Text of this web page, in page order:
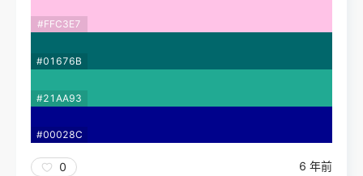
#FFC3E7
#01676B
#21AA93
#00028C
0 6 年前